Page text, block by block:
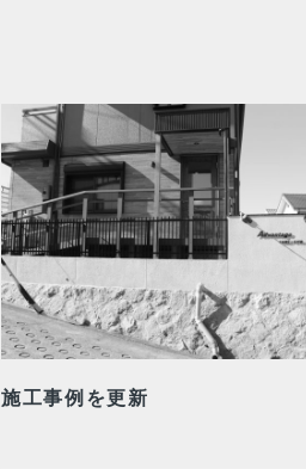
施工事例を更新